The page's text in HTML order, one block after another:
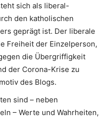
sich als liberal-
den katholischen
geprägt ist. Der liberale
Freiheit der Einzelperson,
die Übergriffigkeit
der Corona-Krise zu
des Blogs.
sind – neben
– Werte und Wahrheiten,